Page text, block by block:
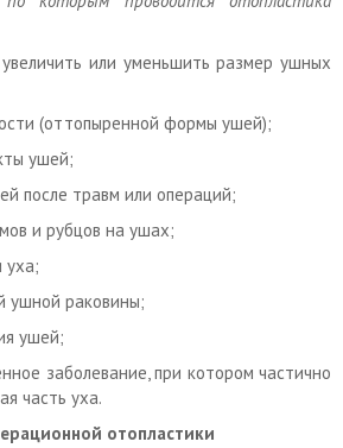
или уменьшить размер ушных
(оттопыренной формы ушей);
ушей;
после травм или операций;
и рубцов на ушах;
уха;
ушной раковины;
ушей;
заболевание, при котором частично
часть уха.
отопластики